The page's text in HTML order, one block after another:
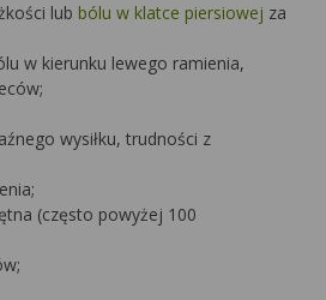
lub bólu w klatce piersiowej za
w kierunku lewego ramienia,
wysiłku, trudności z
(często powyżej 100